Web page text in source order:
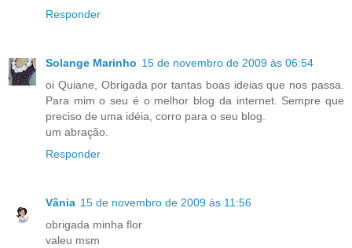
Responder
Solange Marinho 15 de novembro de 2009 às 06:54
oi Quiane, Obrigada por tantas boas ideias que nos passa.
Para mim o seu é o melhor blog da internet. Sempre que
preciso de uma idéia, corro para o seu blog.
um abração.
Responder
Vânia 15 de novembro de 2009 às 11:56
obrigada minha flor
valeu msm